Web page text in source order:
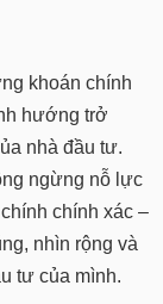
khoán chính
hướng trở
nhà đầu tư.
ngừng nỗ lực
chính xác –
nhìn rộng và
tư của mình.